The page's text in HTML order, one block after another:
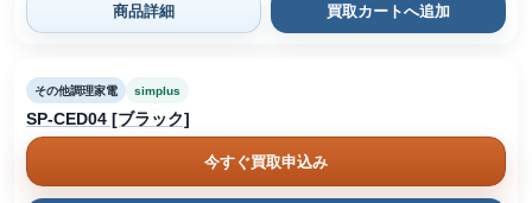
商品詳細 買取カートへ追加
その他調理家電 simplus
SP-CED04 [ブラック]
今すぐ買取申込み